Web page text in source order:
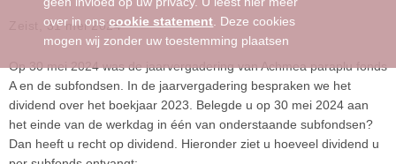
over in onscookie statement . Deze cookies
mogen wij zonder uw toestemming plaatsen
Zeist, 31 mei 2024
Op 30 mei 2024 was de jaarvergadering van Achmea paraplu fonds
A en de subfondsen. In de jaarvergadering bespraken we het
dividend over het boekjaar 2023. Belegde u op 30 mei 2024 aan
het einde van de werkdag in één van onderstaande subfondsen?
Dan heeft u recht op dividend. Hieronder ziet u hoeveel dividend u